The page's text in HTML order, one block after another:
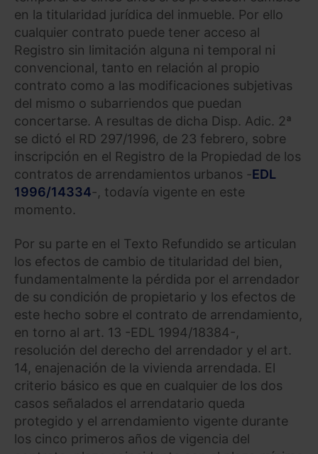
en la titularidad jurídica del inmueble. Por ello
cualquier contrato puede tener acceso al
Registro sin limitación alguna ni temporal ni
convencional, tanto en relación al propio
contrato como a las modificaciones subjetivas
del mismo o subarriendos que puedan
concertarse. A resultas de dicha Disp. Adic. 2ª
se dictó el RD 297/1996, de 23 febrero, sobre
inscripción en el Registro de la Propiedad de los
contratos de arrendamientos urbanos -EDL
1996/14334-, todavía vigente en este
momento.
Por su parte en el Texto Refundido se articulan
los efectos de cambio de titularidad del bien,
fundamentalmente la pérdida por el arrendador
de su condición de propietario y los efectos de
este hecho sobre el contrato de arrendamiento,
en torno al art. 13 -EDL 1994/18384-,
resolución del derecho del arrendador y el art.
14, enajenación de la vivienda arrendada. El
criterio básico es que en cualquier de los dos
casos señalados el arrendatario queda
protegido y el arrendamiento vigente durante
los cinco primeros años de vigencia del